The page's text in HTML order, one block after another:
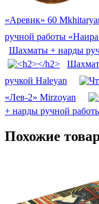
«Аревик» 60
ручной работы
Шахматы + нарды
ручкой Haleyan
«Лев-2» Mirzoyan
+ нарды ручной
Похожие